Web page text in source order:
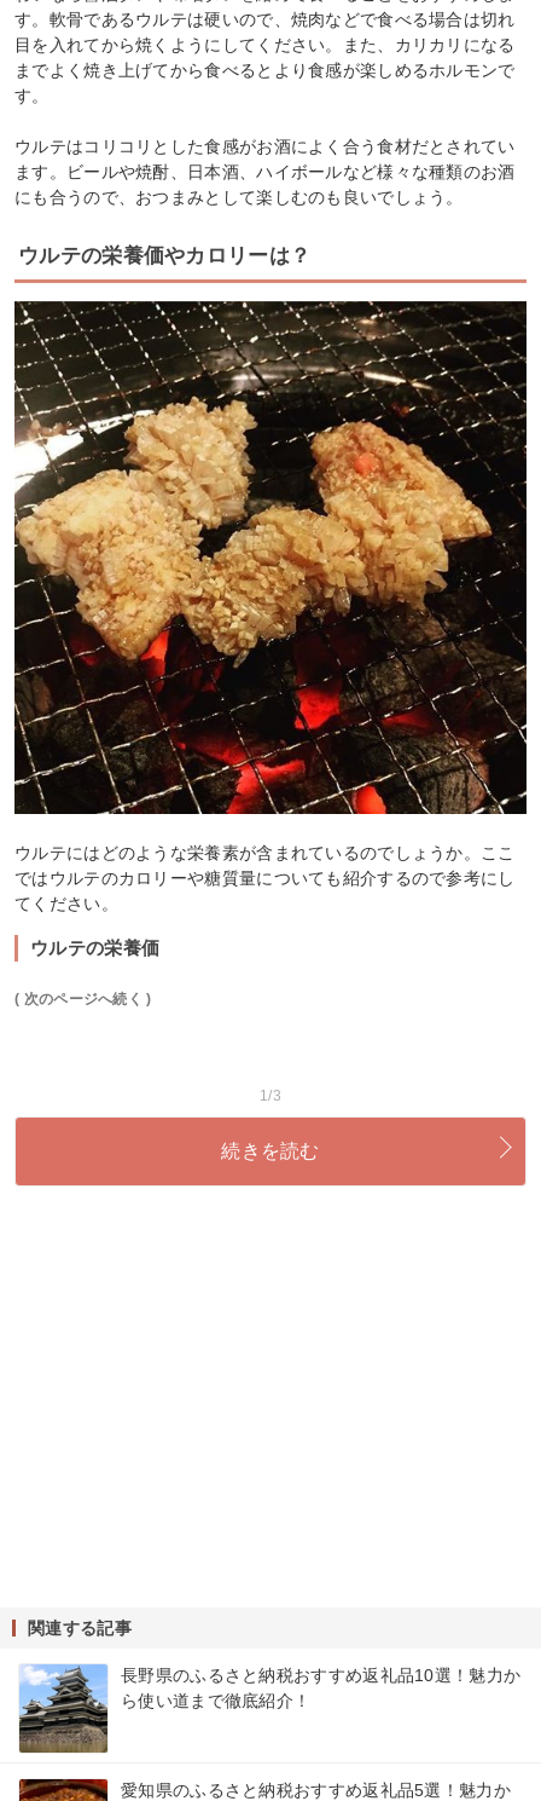
す。軟骨であるウルテは硬いので、焼肉などで食べる場合は切れ
目を入れてから焼くようにしてください。また、カリカリになる
までよく焼き上げてから食べるとより食感が楽しめるホルモンで
す。
ウルテはコリコリとした食感がお酒によく合う食材だとされてい
ます。ビールや焼酎、日本酒、ハイボールなど様々な種類のお酒
にも合うので、おつまみとして楽しむのも良いでしょう。
ウルテの栄養価やカロリーは？
ウルテにはどのような栄養素が含まれているのでしょうか。ここ
ではウルテのカロリーや糖質量についても紹介するので参考にし
てください。
ウルテの栄養価
( 次のページへ続く )
1/3
続きを読む
関連する記事
長野県のふるさと納税おすすめ返礼品10選！魅力か
ら使い道まで徹底紹介！
愛知県のふるさと納税おすすめ返礼品5選！魅力か